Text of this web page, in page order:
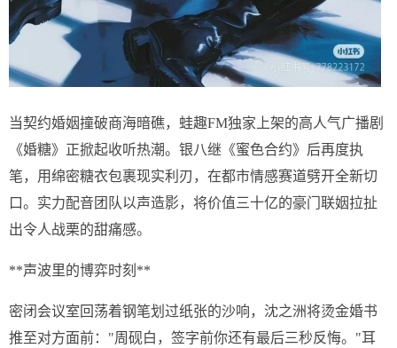
当契约婚姻撞破商海暗礁，蛙趣FM独家上架的高人气广播剧
《婚糖》正掀起收听热潮。银八继《蜜色合约》后再度执
笔，用绵密糖衣包裹现实利刃，在都市情感赛道劈开全新切
口。实力配音团队以声造影，将价值三十亿的豪门联姻拉扯
出令人战栗的甜痛感。
**声波里的博弈时刻**
密闭会议室回荡着钢笔划过纸张的沙响，沈之洲将烫金婚书
推至对方面前："周砚白，签字前你还有最后三秒反悔。"耳